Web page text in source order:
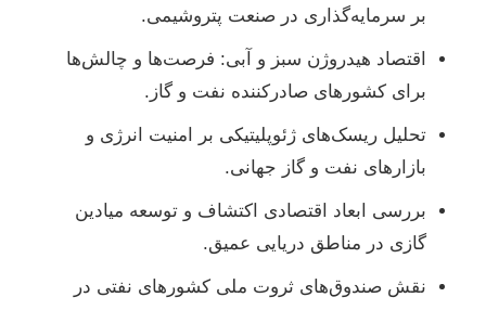
بر سرمایه‌گذاری در صنعت پتروشیمی.
اقتصاد هیدروژن سبز و آبی: فرصت‌ها و چالش‌ها
برای کشورهای صادرکننده نفت و گاز.
تحلیل ریسک‌های ژئوپلیتیکی بر امنیت انرژی و
بازارهای نفت و گاز جهانی.
بررسی ابعاد اقتصادی اکتشاف و توسعه میادین
گازی در مناطق دریایی عمیق.
نقش صندوق‌های ثروت ملی کشورهای نفتی در